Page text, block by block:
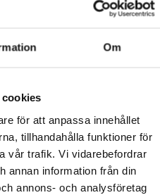
Om
för att anpassa innehållet
tillhandahålla funktioner för
vår trafik. Vi vidarebefordrar
annan information från din
annons- och analysföretag
8 RefectoCil nyanser
oljefria, fransstärkande
up Remover.
Solution för att